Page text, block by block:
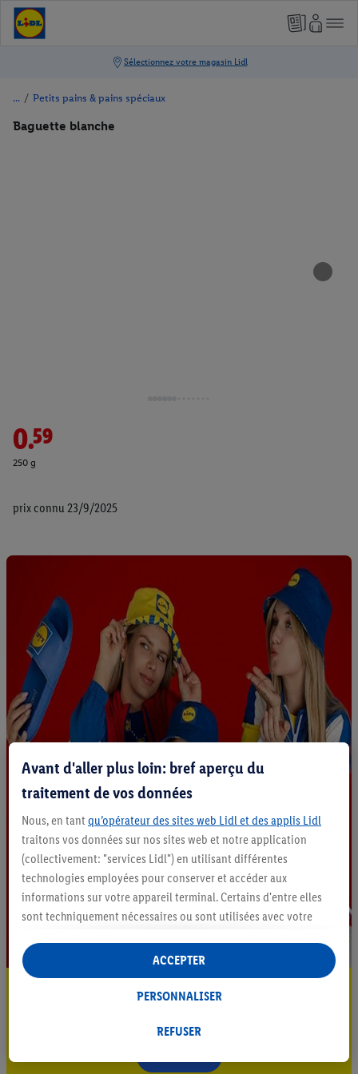
/ Petits pains & pains spéciaux
Baguette blanche
0.59
250 g
prix connu 23/9/2025
Restez au courant
Avant d'aller plus loin: bref aperçu du
traitement de vos données
Nous, en tant qu’opérateur des sites web Lidl et des applis Lidl
traitons vos données sur nos sites web et notre application
(collectivement: "services Lidl") en utilisant différentes
technologies employées pour conserver et accéder aux
informations sur votre appareil terminal. Certains d'entre elles
sont techniquement nécessaires ou sont utilisées avec votre
des statistiques ou pour des publicités personnalisées au sein
et en dehors des services Lidl. Si vous participez au programme
Lidl Plus, les données issues de votre comportement d’achat en
Sous « Personnaliser », vous pouvez autoriser des finalités
REFUSER
PERSONNALISER
ACCEPTER